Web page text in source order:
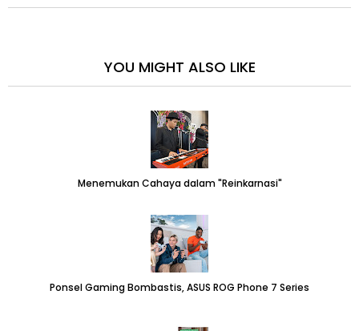
YOU MIGHT ALSO LIKE
Menemukan Cahaya dalam "Reinkarnasi"
Ponsel Gaming Bombastis, ASUS ROG Phone 7 Series